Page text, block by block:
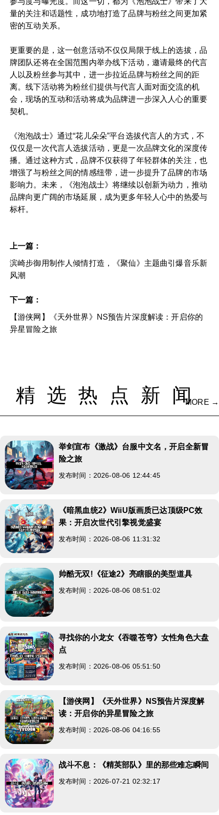
量的关注和话题性，成功地打造了品牌与粉丝之间更加紧
密的互动关系。
更重要的是，这一创意活动不仅仅局限于线上的选拔，品
牌团队还将在全国范围内举办线下活动，邀请最终的代言
人以及粉丝参与其中，进一步拉近品牌与粉丝之间的距
离。线下活动将为粉丝们提供与代言人面对面交流的机
会，现场的互动和活动将成为品牌进一步深入人心的重要
契机。
《泡泡战士》通过“花儿朵朵”平台选拔代言人的方式，不
仅仅是一次代言人选拔活动，更是一次品牌文化的深度传
播。通过这种方式，品牌不仅获得了年轻群体的关注，也
增强了与粉丝之间的情感纽带，进一步提升了品牌的市场
影响力。未来，《泡泡战士》将继续以创新为动力，推动
品牌向更广阔的市场延展，成为更多年轻人心中的热爱与
标杆。
上一篇：
滨崎步御用制作人倾情打造，《聚仙》主题曲引爆音乐新
风潮
下一篇：
【游侠网】《天外世界》NS预告片深度解读：开启你的
异星冒险之旅
精选热点新闻
MORE →
举剑宣布《激战》台服中文名，开启全新冒
险之旅
发布时间：2026-08-06 12:44:45
《暗黑血统2》WiiU版画质已达顶级PC效
果：开启次世代引擎视觉盛宴
发布时间：2026-08-06 11:31:32
帅酷无双!《征途2》亮瞎眼的美型道具
发布时间：2026-08-06 08:51:02
寻找你的小龙女《吞噬苍穹》女性角色大盘
点
发布时间：2026-08-06 05:51:50
【游侠网】《天外世界》NS预告片深度解
读：开启你的异星冒险之旅
发布时间：2026-08-06 04:16:55
战斗不息：《精英部队》里的那些难忘瞬间
发布时间：2026-07-21 02:32:17